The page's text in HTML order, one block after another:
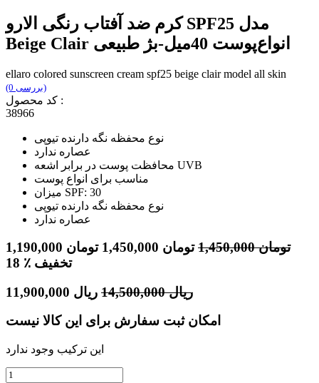
کرم ضد آفتاب رنگی الارو SPF25 مدل
Beige Clair انواع‌پوست 40میل-بژ طبیعی
ellaro colored sunscreen cream spf25 beige clair model all skin
(0 بررسی)
کد محصول :
38966
نوع محفظه نگه دارنده تیوپی
عصاره ندارد
محافظت پوست در برابر اشعه UVB
مناسب برای انواع پوست
میزان SPF: 30
نوع محفظه نگه دارنده تیوپی
عصاره ندارد
1,190,000 تومان 1,450,000 تومان 1,450,000 تومان
18
٪ تخفیف
11,900,000 ریال 14,500,000 ریال
امکان ثبت سفارش برای این کالا نیست
این ترکیب وجود ندارد